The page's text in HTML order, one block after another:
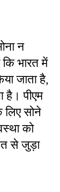
न
भारत में
जाता है,
है। पीएम
सोने
को
से जुड़ा